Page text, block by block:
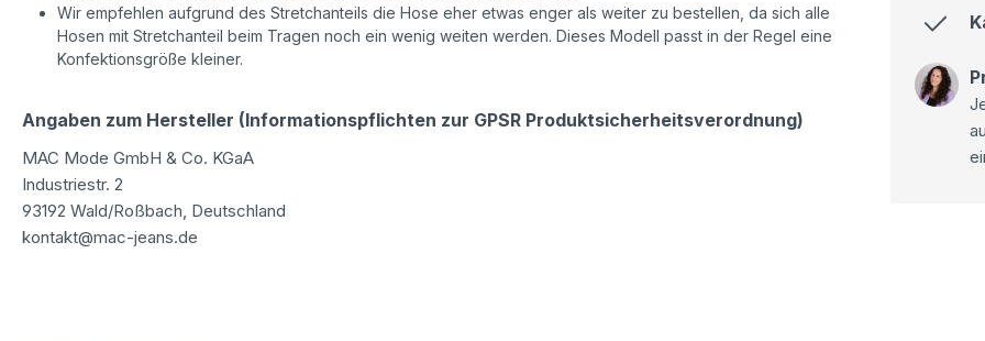
Wir empfehlen aufgrund des Stretchanteils die Hose eher etwas enger als weiter zu bestellen, da sich alle
Hosen mit Stretchanteil beim Tragen noch ein wenig weiten werden. Dieses Modell passt in der Regel eine
Konfektionsgröße kleiner.
Angaben zum Hersteller (Informationspflichten zur GPSR Produktsicherheitsverordnung)
MAC Mode GmbH & Co. KGaA
Industriestr. 2
93192 Wald/Roßbach, Deutschland
kontakt@mac-jeans.de